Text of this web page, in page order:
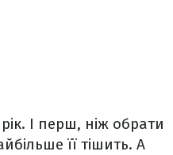
І перш, ніж обрати
її тішить. А